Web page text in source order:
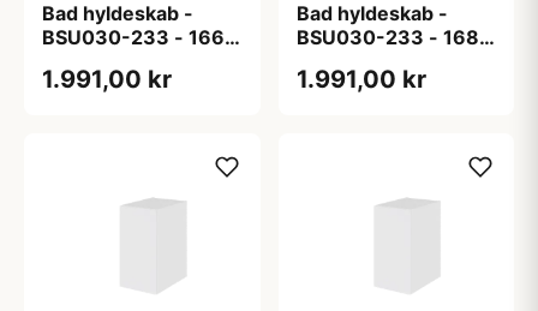
Bad hyldeskab -
BSU030-233 - 166
massiv trækant,
1.991,00 kr
Bad hyldeskab -
BSU030-233 - 168
massiv trækant,
1.991,00 kr